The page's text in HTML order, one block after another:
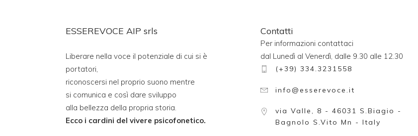
ESSEREVOCE AIP srls
Liberare nella voce il potenziale di cui si è
portatori,
riconoscersi nel proprio suono mentre
si comunica e così dare sviluppo
alla bellezza della propria storia.
Ecco i cardini del vivere psicofonetico.
Contatti
Per informazioni contattaci
dal Lunedì al Venerdì, dalle 9.30 alle 12.30
(+39) 334.3231558
info@esserevoce.it
via Valle, 8 - 46031 S.Biagio -
Bagnolo S.Vito Mn - Italy